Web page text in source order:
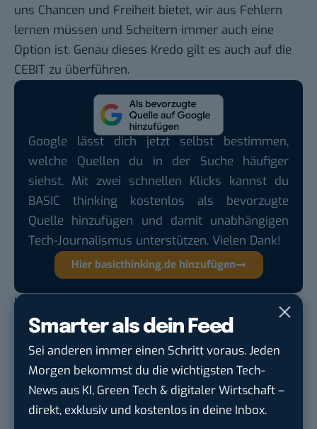
Smarter als dein Feed
Sei anderen immer einen Schritt voraus. Jeden
Morgen bekommst du die wichtigsten Tech-
News aus KI, Green Tech & digitaler Wirtschaft –
direkt, exklusiv und kostenlos in deine Inbox.
uns Chancen und Freiheit bietet, wir aus Fehlern
lernen müssen und Scheitern immer auch eine
Option ist. Genau dieses Kredo gilt es auch auf die
CEBIT zu überführen.
Google lässt dich jetzt selbst bestimmen,
welche Quellen du in der Suche häufiger
siehst. Mit zwei schnellen Klicks kannst du
BASIC thinking kostenlos als bevorzugte
Quelle hinzufügen und damit unabhängigen
Tech-Journalismus unterstützen. Vielen Dank!
Hier basicthinking.de hinzufügen
In einer Zeit, in der sich eine Messe neu erfinden
will, haben wir alle die Chance, dem Business-
Festival ein Gesicht zu geben, sie zu prägen und
mitzugestalten.
Auch interessant:
Milch ist Gift: Der womöglich größte YouTube-